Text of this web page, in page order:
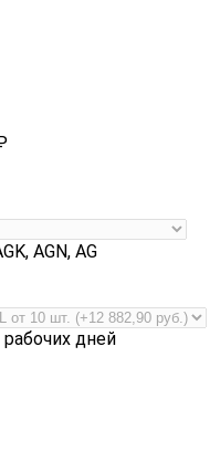
AGN, AG
рабочих дней